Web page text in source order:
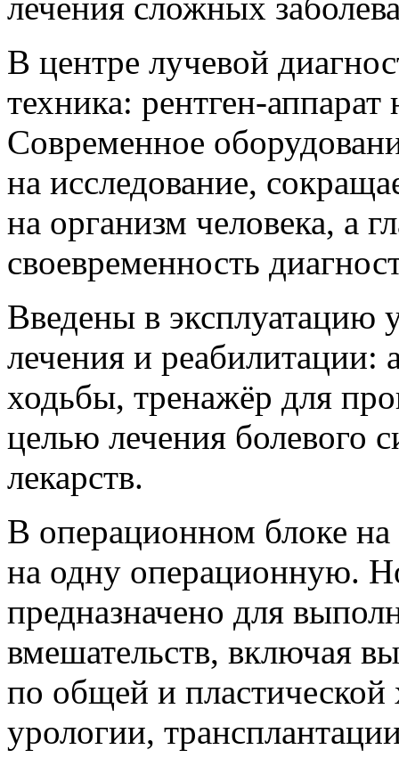
лечения сложных
В центре лучевой
техника: рентген-
Современное
на исследование,
на организм человека, а
своевременность
Введены в эксплуатацию
лечения и реабилитации:
ходьбы, тренажёр для
целью лечения болевого
лекарств.
В операционном блоке
на одну операционную.
предназначено для
вмешательств, включая
по общей и пластической
урологии,